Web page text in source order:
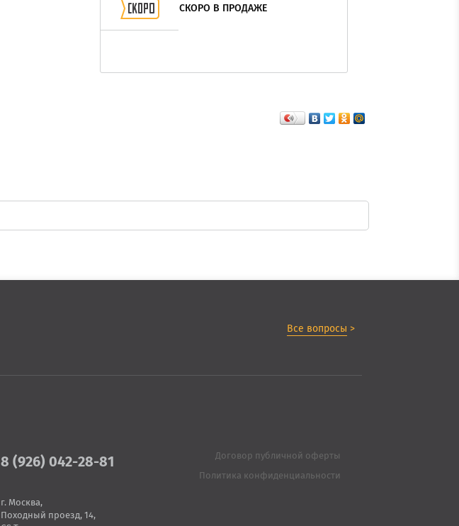
СКОРО В ПРОДАЖЕ
Все вопросы >
8 (926) 042-28-81
г. Москва,
Походный проезд, 14,
Договор публичной оферты
Политика конфиденциальности